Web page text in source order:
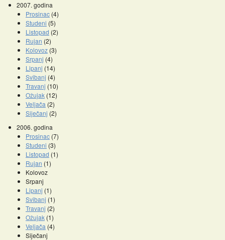
2007. godina
Prosinac (4)
Studeni (5)
Listopad (2)
Rujan (2)
Kolovoz (3)
Srpanj (4)
Lipanj (14)
Svibanj (4)
Travanj (10)
Ožujak (12)
Veljača (2)
Siječanj (2)
2006. godina
Prosinac (7)
Studeni (3)
Listopad (1)
Rujan (1)
Kolovoz
Srpanj
Lipanj (1)
Svibanj (1)
Travanj (2)
Ožujak (1)
Veljača (4)
Siječanj